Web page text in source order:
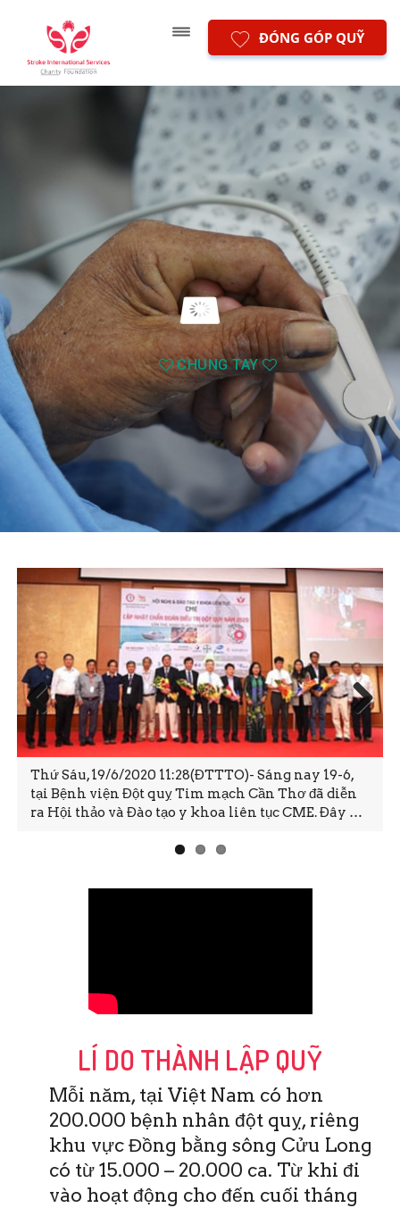
ĐÓNG GÓP QUỸ
CHUNG TAY
Thứ Sáu, 19/6/2020 11:28(ĐTTTO)- Sáng nay 19-6,
tại Bệnh viện Đột quỵ Tim mạch Cần Thơ đã diễn
ra Hội thảo và Đào tạo y khoa liên tục CME. Đây …
Prev
ious
Next
LÍ DO THÀNH LẬP QUỸ
Mỗi năm, tại Việt Nam có hơn
200.000 bệnh nhân đột quỵ, riêng
khu vực Đồng bằng sông Cửu Long
có từ 15.000 – 20.000 ca. Từ khi đi
vào hoạt động cho đến cuối tháng